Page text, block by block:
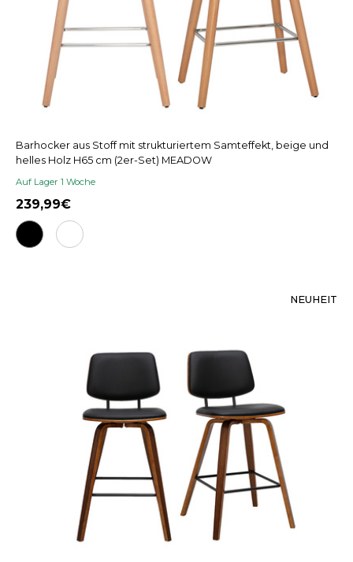
Barhocker aus Stoff mit strukturiertem Samteffekt, beige und
helles Holz H65 cm (2er-Set) MEADOW
Auf Lager 1 Woche
239,99
NEUHEIT